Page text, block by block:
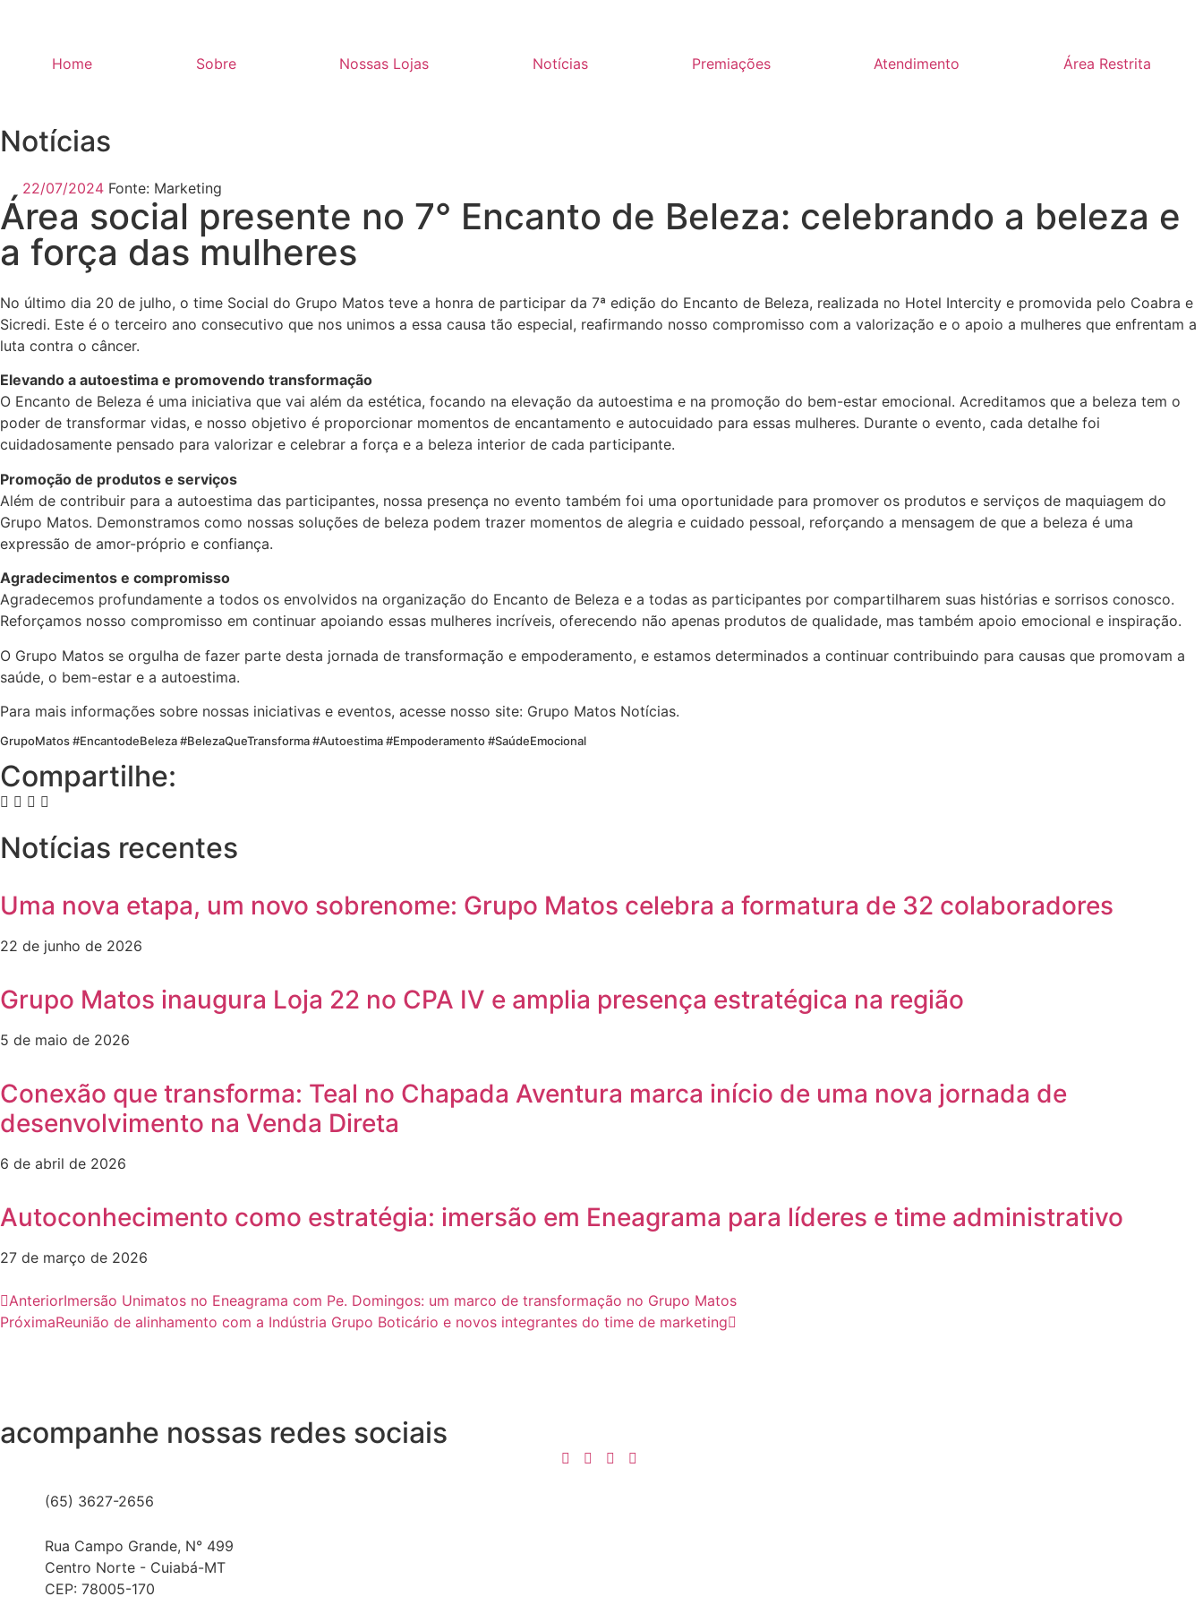
Home Sobre Nossas Lojas Notícias Premiações Atendimento Área Restrita
Notícias
22/07/2024 Fonte: Marketing
Área social presente no 7° Encanto de Beleza: celebrando a beleza e
a força das mulheres
No último dia 20 de julho, o time Social do Grupo Matos teve a honra de participar da 7ª edição do Encanto de Beleza, realizada no Hotel Intercity e promovida pelo Coabra e
Sicredi. Este é o terceiro ano consecutivo que nos unimos a essa causa tão especial, reafirmando nosso compromisso com a valorização e o apoio a mulheres que enfrentam a
luta contra o câncer.
Elevando a autoestima e promovendo transformação
O Encanto de Beleza é uma iniciativa que vai além da estética, focando na elevação da autoestima e na promoção do bem-estar emocional. Acreditamos que a beleza tem o
poder de transformar vidas, e nosso objetivo é proporcionar momentos de encantamento e autocuidado para essas mulheres. Durante o evento, cada detalhe foi
cuidadosamente pensado para valorizar e celebrar a força e a beleza interior de cada participante.
Promoção de produtos e serviços
Além de contribuir para a autoestima das participantes, nossa presença no evento também foi uma oportunidade para promover os produtos e serviços de maquiagem do
Grupo Matos. Demonstramos como nossas soluções de beleza podem trazer momentos de alegria e cuidado pessoal, reforçando a mensagem de que a beleza é uma
expressão de amor-próprio e confiança.
Agradecimentos e compromisso
Agradecemos profundamente a todos os envolvidos na organização do Encanto de Beleza e a todas as participantes por compartilharem suas histórias e sorrisos conosco.
Reforçamos nosso compromisso em continuar apoiando essas mulheres incríveis, oferecendo não apenas produtos de qualidade, mas também apoio emocional e inspiração.
O Grupo Matos se orgulha de fazer parte desta jornada de transformação e empoderamento, e estamos determinados a continuar contribuindo para causas que promovam a
saúde, o bem-estar e a autoestima.
Para mais informações sobre nossas iniciativas e eventos, acesse nosso site: Grupo Matos Notícias.
GrupoMatos #EncantodeBeleza #BelezaQueTransforma #Autoestima #Empoderamento #SaúdeEmocional
Compartilhe:
Notícias recentes
Uma nova etapa, um novo sobrenome: Grupo Matos celebra a formatura de 32 colaboradores
22 de junho de 2026
Grupo Matos inaugura Loja 22 no CPA IV e amplia presença estratégica na região
5 de maio de 2026
Conexão que transforma: Teal no Chapada Aventura marca início de uma nova jornada de
desenvolvimento na Venda Direta
6 de abril de 2026
Autoconhecimento como estratégia: imersão em Eneagrama para líderes e time administrativo
27 de março de 2026
AnteriorImersão Unimatos no Eneagrama com Pe. Domingos: um marco de transformação no Grupo Matos
PróximaReunião de alinhamento com a Indústria Grupo Boticário e novos integrantes do time de marketing
acompanhe nossas redes sociais
(65) 3627-2656
Rua Campo Grande, N° 499
Centro Norte - Cuiabá-MT
CEP: 78005-170